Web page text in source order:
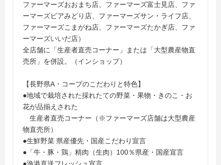
ファーマーズおおまち店、ファーマーズ富士見店、ファ
ーマーズピアみどり店、ファーマーズサン・ライフ店、
ファーマーズこまがね店、ファーマーズたかぎ店、ファ
ーマーズいいだ店）
全店舗に「生産者直売コーナー」または「大型農産物直
売所」を併設。（インショップ）
【長野県A・コープのこだわりと特色】
●地域で栽培された採れたての野菜・果物・きのこ・お
花が品揃えされた
生産者直売コーナー（※ファーマーズ店舗は大型農産
物直売所）
●生鮮野菜 県産優先・国産こだわり宣言
●「牛・豚・鶏」精肉（生肉）100％県産・国産宣言